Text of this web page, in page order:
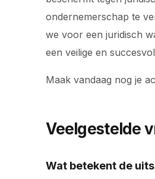
ondernemerschap te
we voor een juridisch
een veilige en
Maak vandaag nog je
Veelgestelde
Wat betekent de